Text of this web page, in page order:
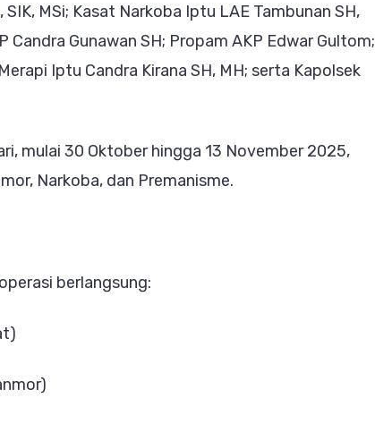
Musi
2025
MSi; Kasat Narkoba Iptu LAE Tambunan SH,
Candra Gunawan SH; Propam AKP Edwar Gultom;
Iptu Candra Kirana SH, MH; serta Kapolsek
mulai 30 Oktober hingga 13 November 2025,
Narkoba, dan Premanisme.
berlangsung: